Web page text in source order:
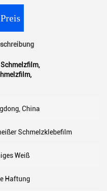
,
,
China
Schmelzklebefilm
Weiß
Haftung